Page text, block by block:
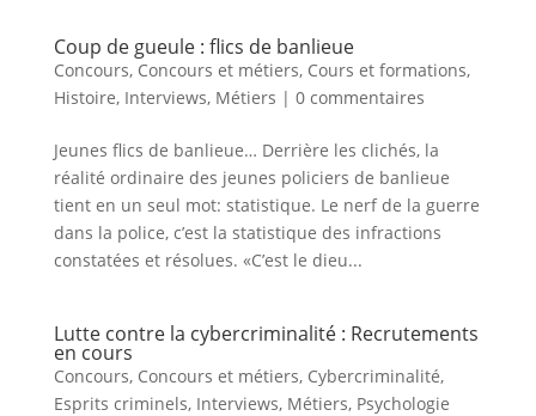
Coup de gueule : flics de banlieue
Concours, Concours et métiers, Cours et formations,
Histoire, Interviews, Métiers | 0 commentaires
Jeunes flics de banlieue… Derrière les clichés, la
réalité ordinaire des jeunes policiers de banlieue
tient en un seul mot: statistique. Le nerf de la guerre
dans la police, c’est la statistique des infractions
constatées et résolues. «C’est le dieu...
Lutte contre la cybercriminalité : Recrutements
en cours
Concours, Concours et métiers, Cybercriminalité,
Esprits criminels, Interviews, Métiers, Psychologie